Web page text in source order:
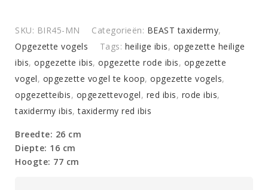
SKU: BIR45-MN Categorieën: BEAST taxidermy,
Opgezette vogels
Tags: heilige ibis, opgezette heilige
ibis, opgezette ibis, opgezette rode ibis, opgezette
vogel, opgezette vogel te koop, opgezette vogels,
opgezetteibis, opgezettevogel, red ibis, rode ibis,
taxidermy ibis,taxidermy red ibis
Breedte: 26 cm
Diepte: 16 cm
Hoogte: 77 cm